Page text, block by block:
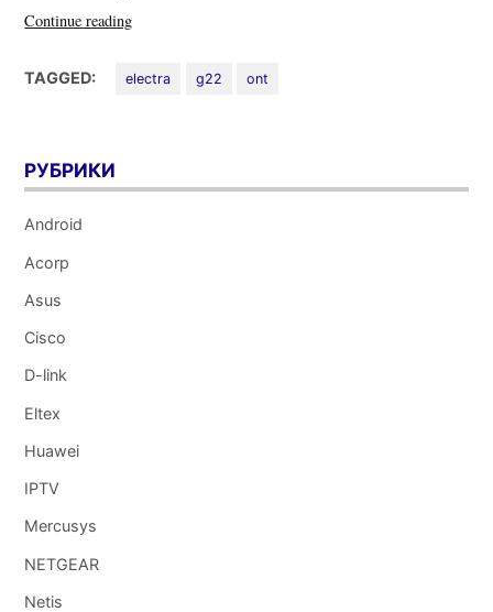
Continue reading«Оптический
Electra
TAGGED: electra g22 ont
РУБРИКИ
Android
Acorp
Asus
Cisco
D-link
Eltex
Huawei
IPTV
Mercusys
NETGEAR
Netis